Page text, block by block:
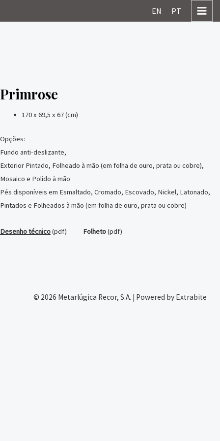
EN PT
Primrose
170 x 69,5 x 67 (cm)
Opções:
Fundo anti-deslizante,
Exterior Pintado, Folheado à mão (em folha de ouro, prata ou cobre),
Mosaico e Polido à mão
Pés disponíveis em Esmaltado, Cromado, Escovado, Nickel, Latonado,
Pintados e Folheados à mão (em folha de ouro, prata ou cobre)
Desenho técnico(pdf) Folheto(pdf)
© 2026 Metarlúgica Recor, S.A. | Powered by Extrabite